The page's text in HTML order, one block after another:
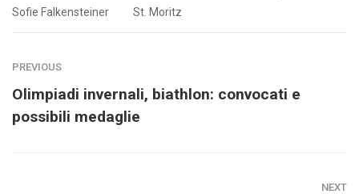
Sofie Falkensteiner
St. Moritz
PREVIOUS
Olimpiadi invernali, biathlon: convocati e
possibili medaglie
NEXT